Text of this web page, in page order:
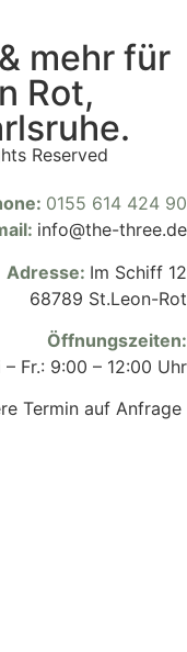
mehr für
Rot,
Reserved
0155 614 424 90
info@the-three.de
Adresse: Im Schiff 12
68789 St.Leon-Rot
Öffnungszeiten:
– Fr.: 9:00 – 12:00 Uhr
Termin auf Anfrage